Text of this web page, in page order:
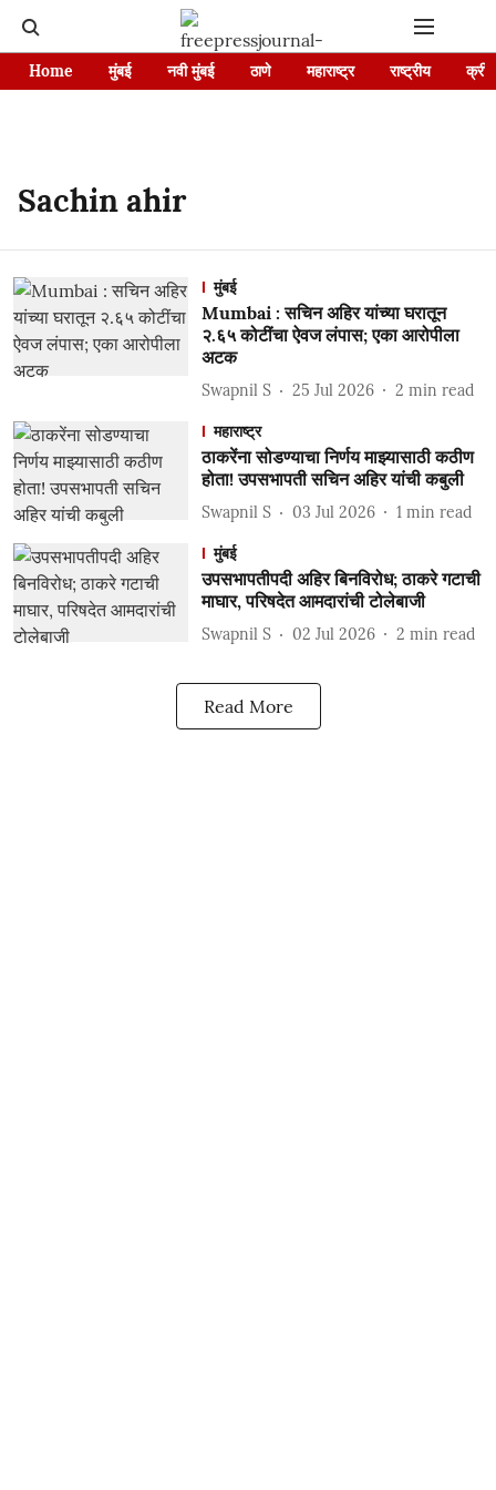
Home मुंबई नवी मुंबई ठाणे महाराष्ट्र राष्ट्रीय
Sachin ahir
मुंबई
Mumbai : सचिन अहिर यांच्या घरातून
२.६५ कोटींचा ऐवज लंपास; एका आरोपीला
अटक
Swapnil S 25 Jul 2026 2 min read
महाराष्ट्र
ठाकरेंना सोडण्याचा निर्णय माझ्यासाठी कठीण
होता! उपसभापती सचिन अहिर यांची कबुली
Swapnil S 03 Jul 2026 1 min read
मुंबई
उपसभापतीपदी अहिर बिनविरोध; ठाकरे गटाची
माघार, परिषदेत आमदारांची टोलेबाजी
Swapnil S 02 Jul 2026 2 min read
Read More